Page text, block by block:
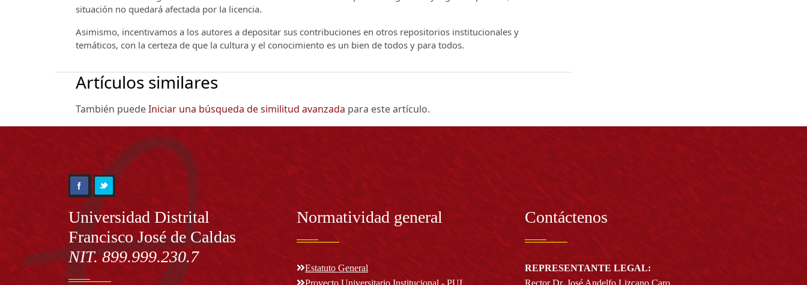
situación no quedará afectada por la licencia.
Asimismo, incentivamos a los autores a depositar sus contribuciones en otros repositorios institucionales y
temáticos, con la certeza de que la cultura y el conocimiento es un bien de todos y para todos.
Artículos similares
También puedeIniciar una búsqueda de similitud avanzada para este artículo.
Información
Universidad Distrital
Francisco José de Caldas
NIT. 899.999.230.7
Normatividad general
Estatuto General
Contáctenos
REPRESENTANTE LEGAL: